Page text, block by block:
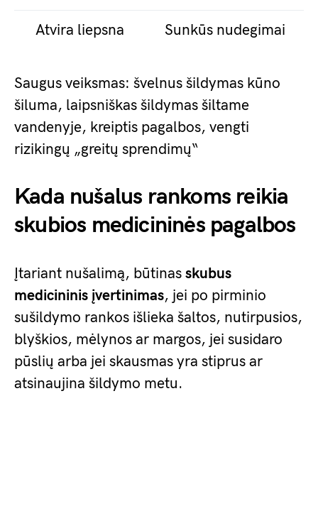
Atvira liepsna Sunkūs nudegimai
Saugus veiksmas: švelnus šildymas kūno
šiluma, laipsniškas šildymas šiltame
vandenyje, kreiptis pagalbos, vengti
rizikingų „greitų sprendimų“
Kada nušalus rankoms reikia
skubios medicininės pagalbos
Įtariant nušalimą, būtinas skubus
medicininis įvertinimas, jei po pirminio
sušildymo rankos išlieka šaltos, nutirpusios,
blyškios, mėlynos ar margos, jei susidaro
pūslių arba jei skausmas yra stiprus ar
atsinaujina šildymo metu.